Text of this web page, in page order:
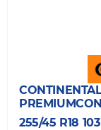
255/45 R18